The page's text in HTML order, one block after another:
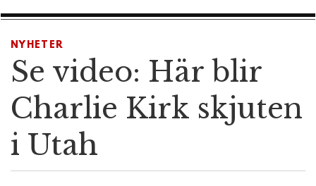
g
l
e
a
NYHETER
Se video: Här blir
Charlie Kirk skjuten
i Utah